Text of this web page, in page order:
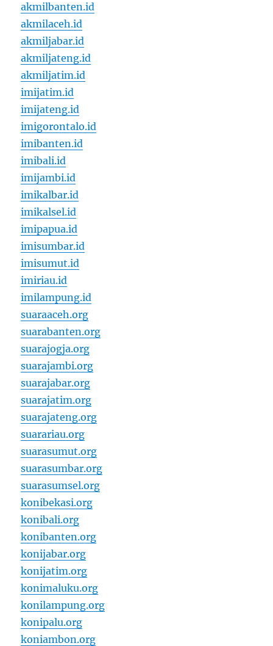
akmilbanten.id
akmilaceh.id
akmiljabar.id
akmiljateng.id
akmiljatim.id
imijatim.id
imijateng.id
imigorontalo.id
imibanten.id
imibali.id
imijambi.id
imikalbar.id
imikalsel.id
imipapua.id
imisumbar.id
imisumut.id
imiriau.id
imilampung.id
suaraaceh.org
suarabanten.org
suarajogja.org
suarajambi.org
suarajabar.org
suarajatim.org
suarajateng.org
suarariau.org
suarasumut.org
suarasumbar.org
suarasumsel.org
konibekasi.org
konibali.org
konibanten.org
konijabar.org
konijatim.org
konimaluku.org
konilampung.org
konipalu.org
koniambon.org